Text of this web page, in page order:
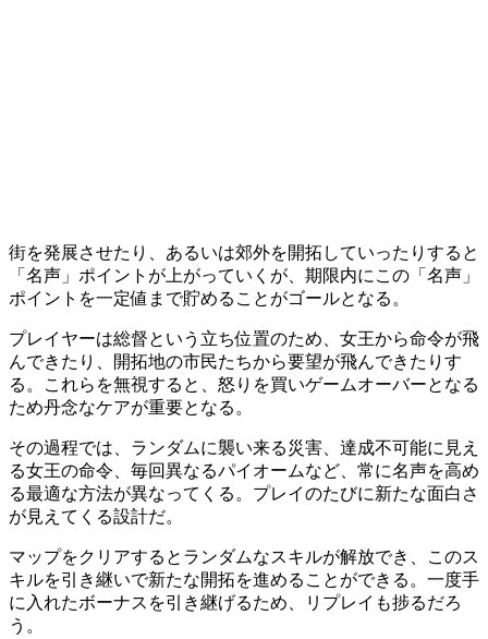
街を発展させたり、あるいは郊外を開拓していったりすると
「名声」ポイントが上がっていくが、期限内にこの 「名声」
ポイントを一定値まで貯めることがゴールとなる。
プレイヤーは総督という立ち位置のため、女王から命令が飛
んできたり、開拓地の市民たちから要望が飛んできたりす
る。これらを無視すると、怒りを買いゲームオーバーとなる
ため丹念なケアが重要となる。
その過程では、ランダムに襲い来る災害、達成不可能に見え
る女王の命令、毎回異なるパイオームなど、常に名声を高め
る最適な方法が異なってくる。プレイのたびに新たな面白さ
が見えてくる設計だ。
マップをクリアするとランダムなスキルが解放でき、このス
キルを引き継いで新たな開拓を進めることができる。一度手
に入れたボーナスを引き継げるため、リプレイも捗るだろ
う。